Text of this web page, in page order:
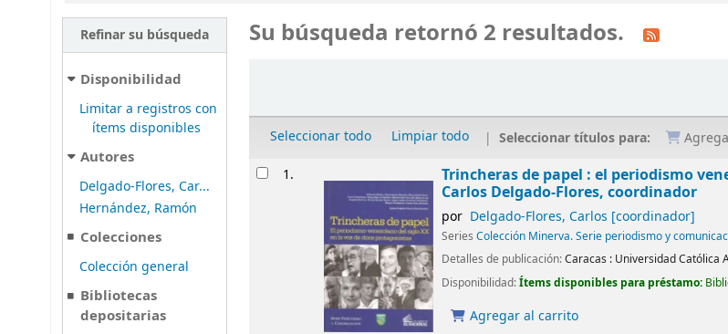
Refinar su búsqueda
Disponibilidad
Limitar a registros con
ítems disponibles
Autores
Delgado-Flores, Car...
Hernández, Ramón
Colecciones
Colección general
Bibliotecas
depositarias
Su búsqueda retornó 2 resultados.
Seleccionar todo Limpiar todo Seleccionar títulos para:
Resultados
1.
Trincheras de papel : el periodismo
Carlos Delgado-Flores, coordinador
por Delgado-Flores, Carlos [coordinador]
SeriesColección Minerva. Serie periodismo y
Detalles de publicación:Caracas : Universidad Católica
Disponibilidad:Ítems disponibles para préstamo:
Agregar al carrito